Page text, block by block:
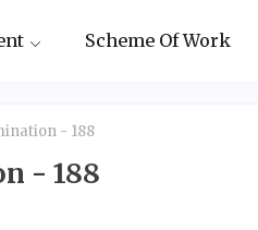
Scheme Of Work
- 188
- 188